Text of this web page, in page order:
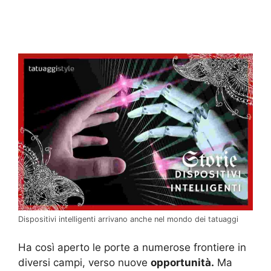
Dispositivi intelligenti arrivano anche nel mondo dei tatuaggi
Ha così aperto le porte a numerose frontiere in
diversi campi, verso nuove opportunità. Ma